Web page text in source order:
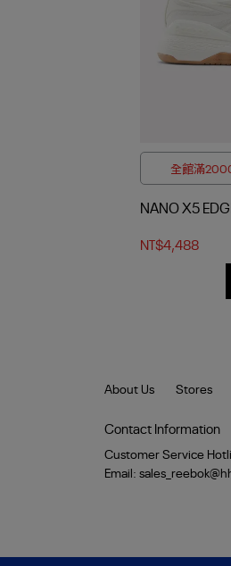
全館滿
NANO X5
NT$4,488
About Us Stores
Contact Information
Customer Service
Email: